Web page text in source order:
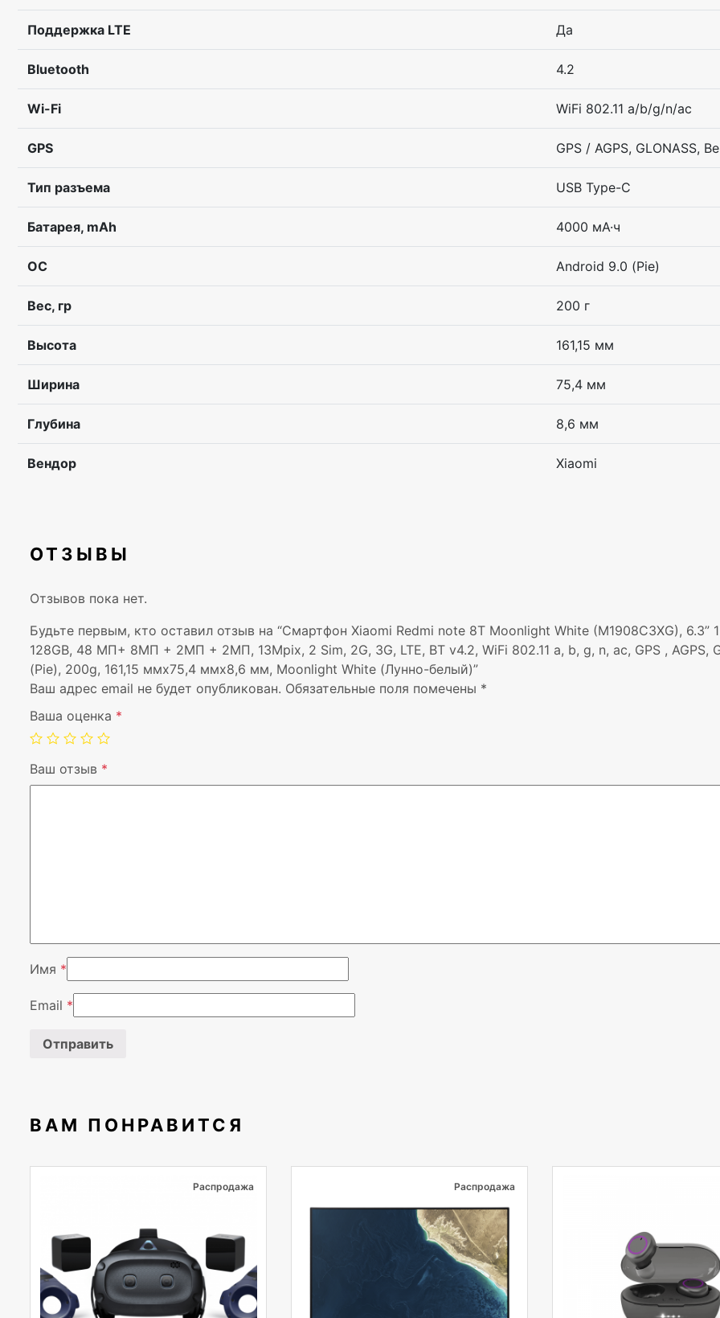
Поддержка LTE Да
Bluetooth 4.2
Wi-Fi WiFi 802.11 a/b/g/n/ac
GPS GPS / AGPS, GLONASS,
Тип разъема USB Type-C
Батарея, mAh 4000 мА·ч
ОС Android 9.0 (Pie)
Вес, гр 200 г
Высота 161,15 мм
Ширина 75,4 мм
Глубина 8,6 мм
Вендор Xiaomi
ОТЗЫВЫ
Отзывов пока нет.
Будьте первым, кто оставил отзыв на “Смартфон Xiaomi Redmi note 8T Moonlight White (M1908C3XG), 6.3”
128GB, 48 МП+ 8МП + 2МП + 2МП, 13Mpix, 2 Sim, 2G, 3G, LTE, BT v4.2, WiFi 802.11 a, b, g, n, ac, GPS , AGPS,
(Pie), 200g, 161,15 ммx75,4 ммx8,6 мм, Moonlight White (Лунно-белый)”
Ваш адрес email не будет опубликован. Обязательные поля помечены *
Ваша оценка *
Ваш отзыв *
Имя *
Email *
ВАМ ПОНРАВИТСЯ
Распродажа Распродажа